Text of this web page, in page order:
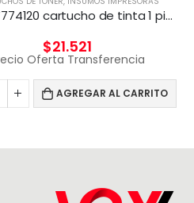
Epson T774120 cartucho de tinta 1 pieza(s) Original Negro
$21.521
Oferta Transferencia
AGREGAR AL CARRITO